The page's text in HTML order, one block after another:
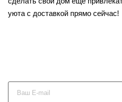
уюта с доставкой прямо сейчас!